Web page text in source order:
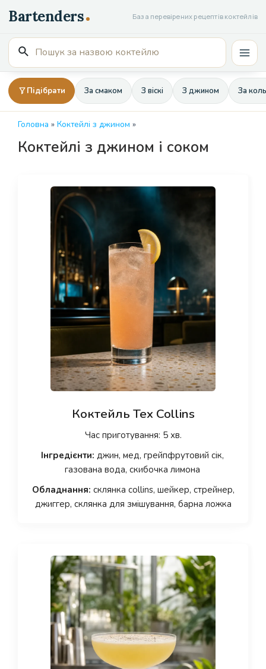
до
вмісту
База перевірених рецептів коктейлів
Пошук
для:
Підібрати За смаком З віскі З джином За
Головна » Коктейлі з джином »
Коктейлі з джином і соком
Коктейль Tex Collins
Час приготування: 5 хв.
Інгредієнти: джин, мед, грейпфрутовий сік,
газована вода, скибочка лимона
Обладнання: склянка collins, шейкер, стрейнер,
джиггер, склянка для змішування, барна ложка